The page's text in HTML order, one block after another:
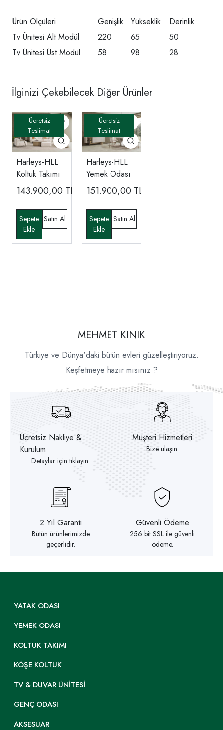
Ürün Ölçüleri Genişlik Yükseklik
Derinlik
Tv Ünitesi Alt Modül
220 65
50
Tv Ünitesi Üst Modül
58 98 28
İlginizi Çekebilecek Diğer Ürünler
Harleys-HLL
Koltuk Takımı
143.900,00 TL
Harleys-HLL
Yemek Odası
151.900,00 TL
MEHMET KINIK
Türkiye ve Dünya'daki bütün evleri güzelleştiriyoruz.
Keşfetmeye hazır mısınız ?
Ücretsiz Nakliye &
Kurulum
Detaylar için tıklayın.
Müşteri Hizmetleri
Bize ulaşın.
2 Yıl Garanti
Bütün ürünlerimizde
geçerlidir.
Güvenli Ödeme
256 bit SSL ile güvenli
ödeme.
YATAK ODASI
YEMEK ODASI
KOLTUK TAKIMI
KÖŞE KOLTUK
TV & DUVAR ÜNITESI
GENÇ ODASI
AKSESUAR